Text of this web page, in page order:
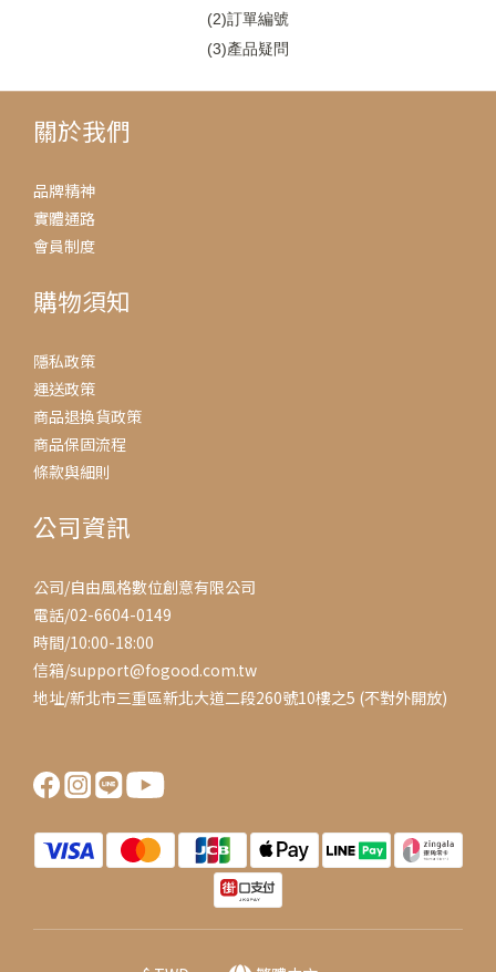
(2)訂單編號
(3)產品疑問
關於我們
品牌精神
實體通路
會員制度
購物須知
隱私政策
運送政策
商品退換貨政策
商品保固流程
條款與細則
公司資訊
公司/自由風格數位創意有限公司
電話/02-6604-0149
時間/10:00-18:00
信箱/support@fogood.com.tw
地址/新北市三重區新北大道二段260號10樓之5 (不對外開放)